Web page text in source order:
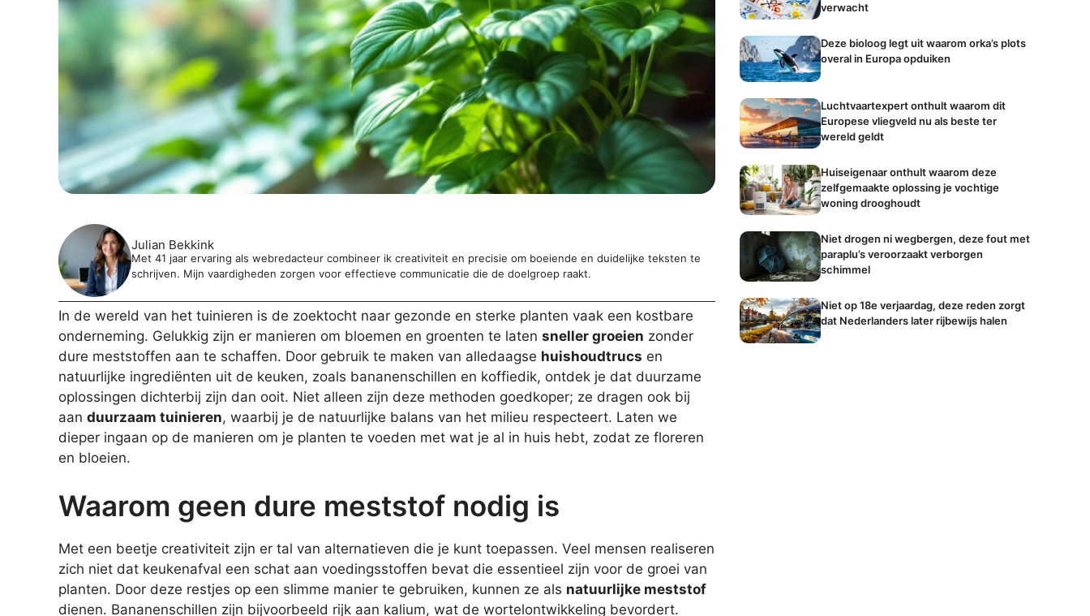
Julian Bekkink
Met 41 jaar ervaring als webredacteur combineer ik creativiteit en precisie om boeiende en duidelijke teksten te
schrijven. Mijn vaardigheden zorgen voor effectieve communicatie die de doelgroep raakt.
In de wereld van het tuinieren is de zoektocht naar gezonde en sterke planten vaak een kostbare
onderneming. Gelukkig zijn er manieren om bloemen en groenten te laten sneller groeien zonder
dure meststoffen aan te schaffen. Door gebruik te maken van alledaagse huishoudtrucs en
natuurlijke ingrediënten uit de keuken, zoals bananenschillen en koffiedik, ontdek je dat duurzame
oplossingen dichterbij zijn dan ooit. Niet alleen zijn deze methoden goedkoper; ze dragen ook bij
aan duurzaam tuinieren, waarbij je de natuurlijke balans van het milieu respecteert. Laten we
dieper ingaan op de manieren om je planten te voeden met wat je al in huis hebt, zodat ze floreren
en bloeien.
Waarom geen dure meststof nodig is
Met een beetje creativiteit zijn er tal van alternatieven die je kunt toepassen. Veel mensen realiseren
zich niet dat keukenafval een schat aan voedingsstoffen bevat die essentieel zijn voor de groei van
planten. Door deze restjes op een slimme manier te gebruiken, kunnen ze als natuurlijke meststof
dienen. Bananenschillen zijn bijvoorbeeld rijk aan kalium, wat de wortelontwikkeling bevordert.
verwacht
Deze bioloog legt uit waarom orka’s plots
overal in Europa opduiken
Luchtvaartexpert onthult waarom dit
Europese vliegveld nu als beste ter
wereld geldt
Huiseigenaar onthult waarom deze
zelfgemaakte oplossing je vochtige
woning drooghoudt
Niet drogen ni wegbergen, deze fout met
paraplu’s veroorzaakt verborgen
schimmel
Niet op 18e verjaardag, deze reden zorgt
dat Nederlanders later rijbewijs halen